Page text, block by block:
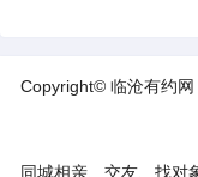
Copyright© 临沧有约网
同城相亲、交友、找对